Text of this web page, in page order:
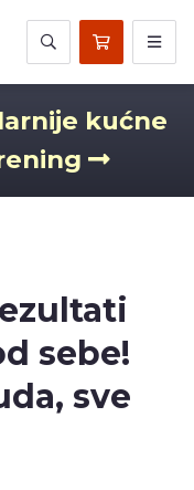
kućne
sebe!
sve